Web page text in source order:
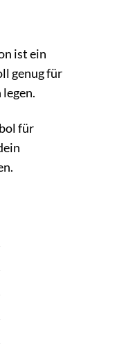
ist ein
genug für
für